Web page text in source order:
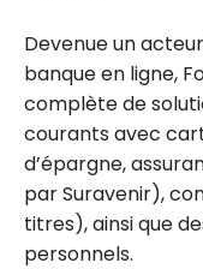
Devenue un
banque en ligne,
complète de
courants avec
d’épargne,
par Suravenir),
titres), ainsi que
personnels.